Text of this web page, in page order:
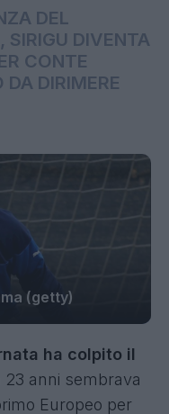
DEL
SIRIGU DIVENTA
CONTE
DIRIMERE
(getty)
ha colpito il
23 anni sembrava
Europeo per